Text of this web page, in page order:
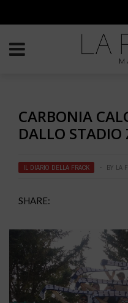
CARBONIA
DALLO STADIO
IL DIARIO DELLA FRACK BY LA
SHARE: